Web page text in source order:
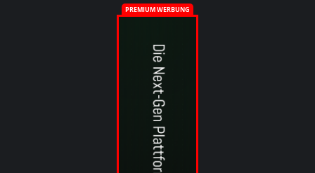
PREMIUM WERBUNG